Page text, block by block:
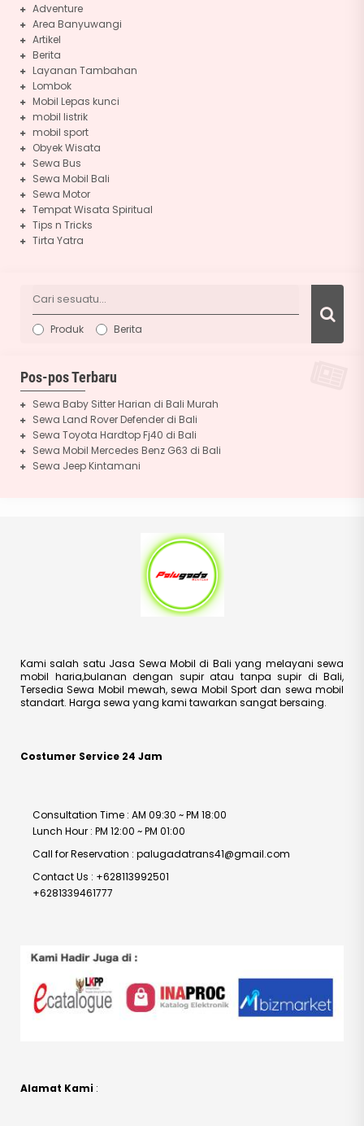
Adventure
Area Banyuwangi
Artikel
Berita
Layanan Tambahan
Lombok
Mobil Lepas kunci
mobil listrik
mobil sport
Obyek Wisata
Sewa Bus
Sewa Mobil Bali
Sewa Motor
Tempat Wisata Spiritual
Tips n Tricks
Tirta Yatra
Produk Berita
Pos-pos Terbaru
Sewa Baby Sitter Harian di Bali Murah
Sewa Land Rover Defender di Bali
Sewa Toyota Hardtop Fj40 di Bali
Sewa Mobil Mercedes Benz G63 di Bali
Sewa Jeep Kintamani
Kami salah satu Jasa Sewa Mobil di Bali yang melayani sewa
mobil haria,bulanan dengan supir atau tanpa supir di Bali,
Tersedia Sewa Mobil mewah, sewa Mobil Sport dan sewa mobil
standart. Harga sewa yang kami tawarkan sangat bersaing.
Costumer Service 24 Jam
Consultation Time : AM 09:30 ~ PM 18:00
Lunch Hour : PM 12:00 ~ PM 01:00
Call for Reservation : palugadatrans41@gmail.com
Contact Us : +628113992501
+6281339461777
Alamat Kami :